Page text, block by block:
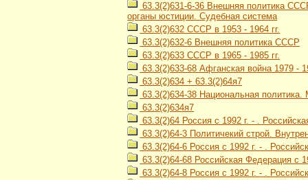
63.3(2)631-6-36 Внешняя политика
органы юстиции. Судебная система
63.3(2)632 СССР в 1953 - 1964 гг.
63.3(2)632-6 Внешняя политика СССР
63.3(2)633 СССР в 1965 - 1985 гг.
63.3(2)633-68 Афганская война 1979 -
63.3(2)634 + 63.3(2)64я7
63.3(2)634-38 Национальная
63.3(2)634я7
63.3(2)64 Россия с 1992 г. - .
63.3(2)64-3 Политичекий строй.
63.3(2)64-6 Россия с 1992 г. - .
63.3(2)64-68 Российская Федерация с
63.3(2)64-8 Россия с 1992 г. - .